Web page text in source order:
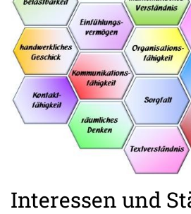
Interessen und